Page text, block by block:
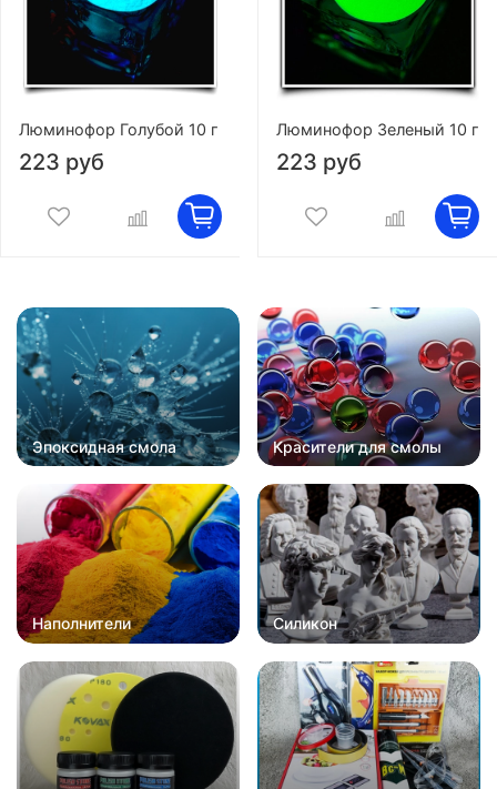
Люминофор Голубой 10 г
223 руб
Люминофор Зеленый 10 г
223 руб
Эпоксидная смола Красители для смолы
Наполнители Силикон